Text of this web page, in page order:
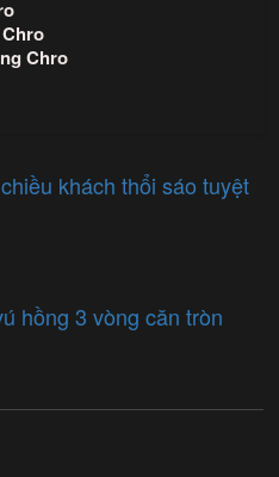
Chro
khách thổi sáo tuyệt
hồng 3 vòng căn tròn